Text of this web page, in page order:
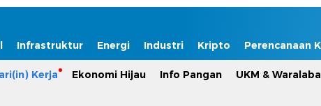
Infrastruktur Energi Industri Kripto Perencanaan
Kerja Ekonomi Hijau Info Pangan UKM & Waralaba